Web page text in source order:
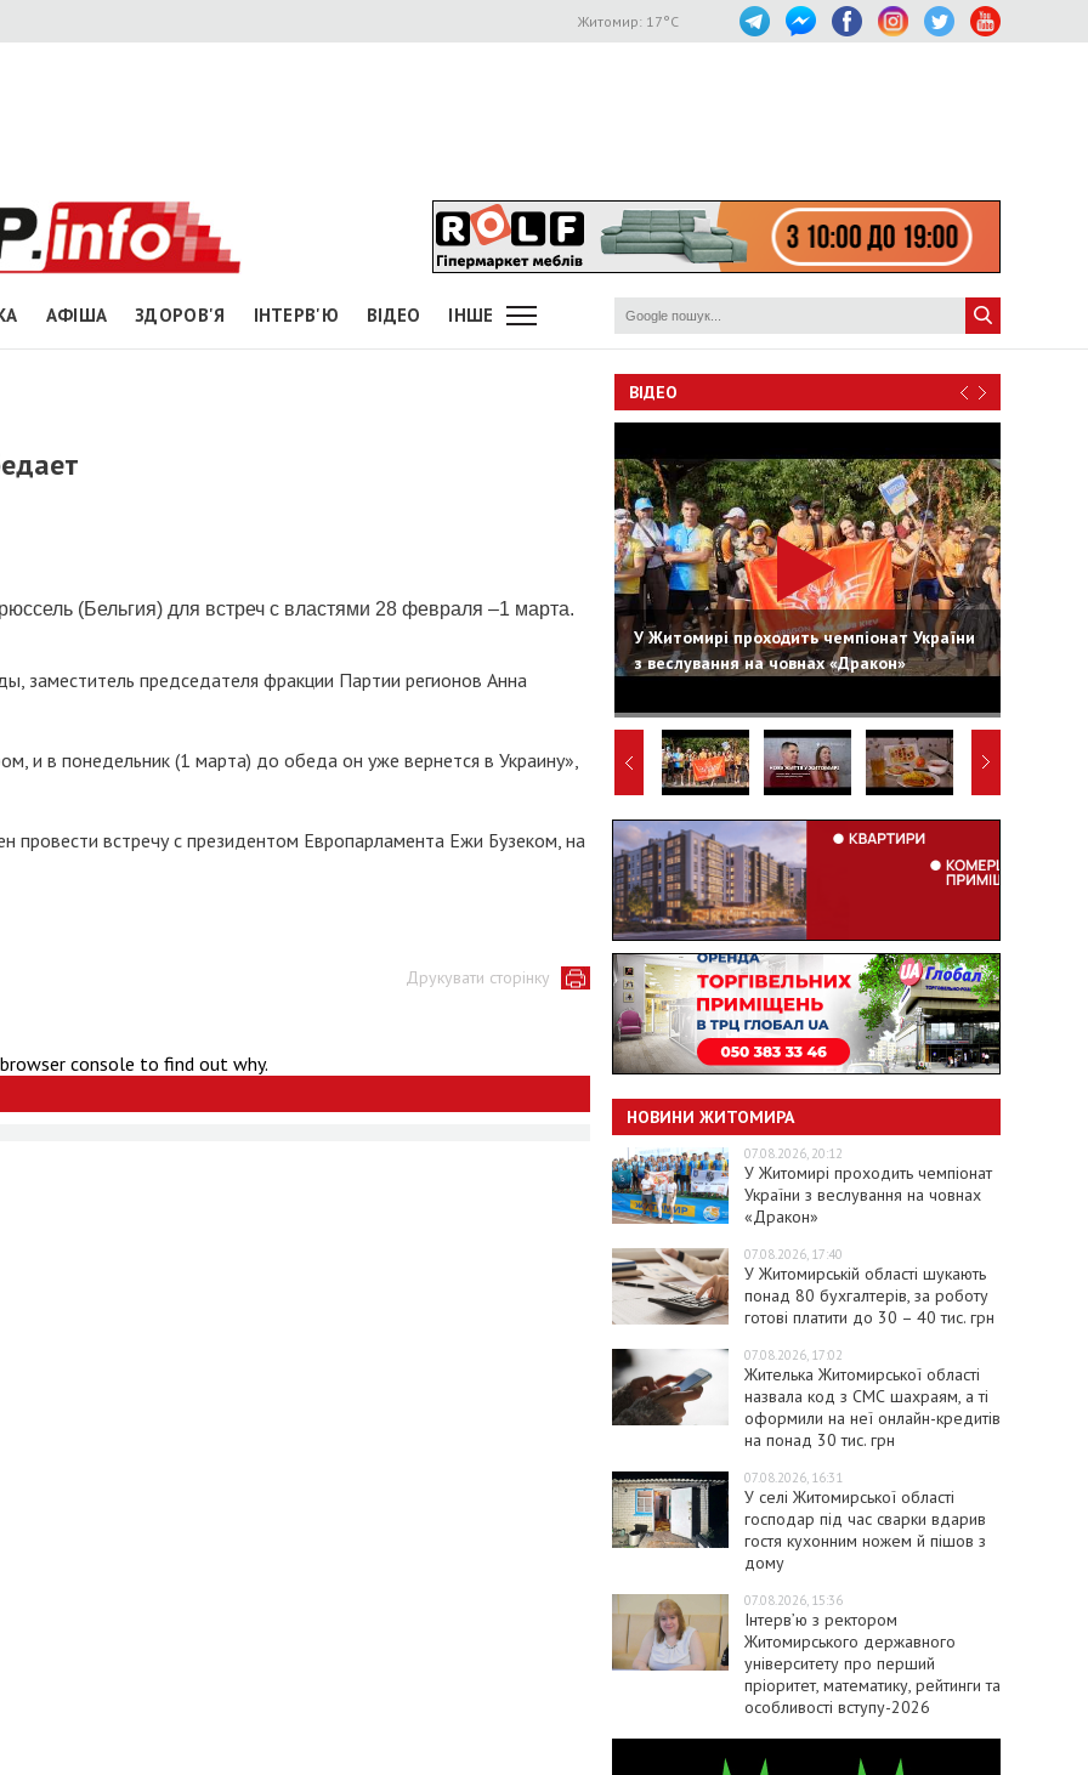
Житомир: 17°C
АФІША ЗДОРОВ'Я ІНТЕРВ'Ю ВІДЕО ІНШЕ
(Бельгия) для встреч с властями 28 февраля –1 марта.
заместитель председателя фракции Партии регионов Анна
и в понедельник (1 марта) до обеда он уже вернется в Украину»,
провести встречу с президентом Европарламента Ежи Бузеком, на
Друкувати сторінку
console to find out why.
ВІДЕО
У Житомирі проходить чемпіонат України
з веслування на човнах «Дракон»
НОВИНИ ЖИТОМИРА
07.08.2026, 20:12
У Житомирі проходить чемпіонат
України з веслування на човнах
«Дракон»
07.08.2026, 17:40
У Житомирській області шукають
понад 80 бухгалтерів, за роботу
готові платити до 30 – 40 тис. грн
07.08.2026, 17:02
Жителька Житомирської області
назвала код з СМС шахраям, а ті
оформили на неї онлайн-кредитів
на понад 30 тис. грн
07.08.2026, 16:31
У селі Житомирської області
господар під час сварки вдарив
гостя кухонним ножем й пішов з
дому
07.08.2026, 15:36
Інтерв’ю з ректором
Житомирського державного
університету про перший
пріоритет, математику, рейтинги та
особливості вступу-2026